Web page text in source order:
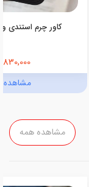
کاور چرم استندی
830,000 تومان
مشاهده
مشاهده همه